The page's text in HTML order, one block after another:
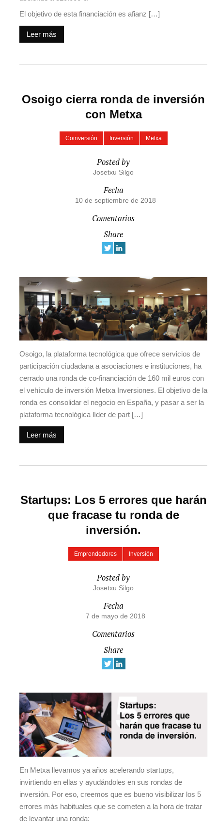
El objetivo de esta financiación es afianz […]
Leer más
Osoigo cierra ronda de inversión
con Metxa
Coinversión Inversión Metxa
Posted by
Josetxu Silgo
Fecha
10 de septiembre de 2018
Comentarios
Share
Osoigo, la plataforma tecnológica que ofrece servicios de
participación ciudadana a asociaciones e instituciones, ha
cerrado una ronda de co-financiación de 160 mil euros con
el vehículo de inversión Metxa Inversiones. El objetivo de la
ronda es consolidar el negocio en España, y pasar a ser la
plataforma tecnológica líder de part […]
Leer más
Startups: Los 5 errores que harán
que fracase tu ronda de
inversión.
Emprendedores Inversión
Posted by
Josetxu Silgo
Fecha
7 de mayo de 2018
Comentarios
Share
En Metxa llevamos ya años acelerando startups,
invirtiendo en ellas y ayudándoles en sus rondas de
inversión. Por eso, creemos que es bueno visibilizar los 5
errores más habituales que se cometen a la hora de tratar
de levantar una ronda: